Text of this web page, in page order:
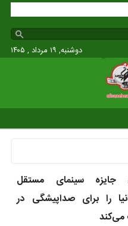
دوشنبه, ۱۹ مرداد , ۱۴۰۵
جایزه سینمای مستقل
را برای صداپیشگی در
می‌کند